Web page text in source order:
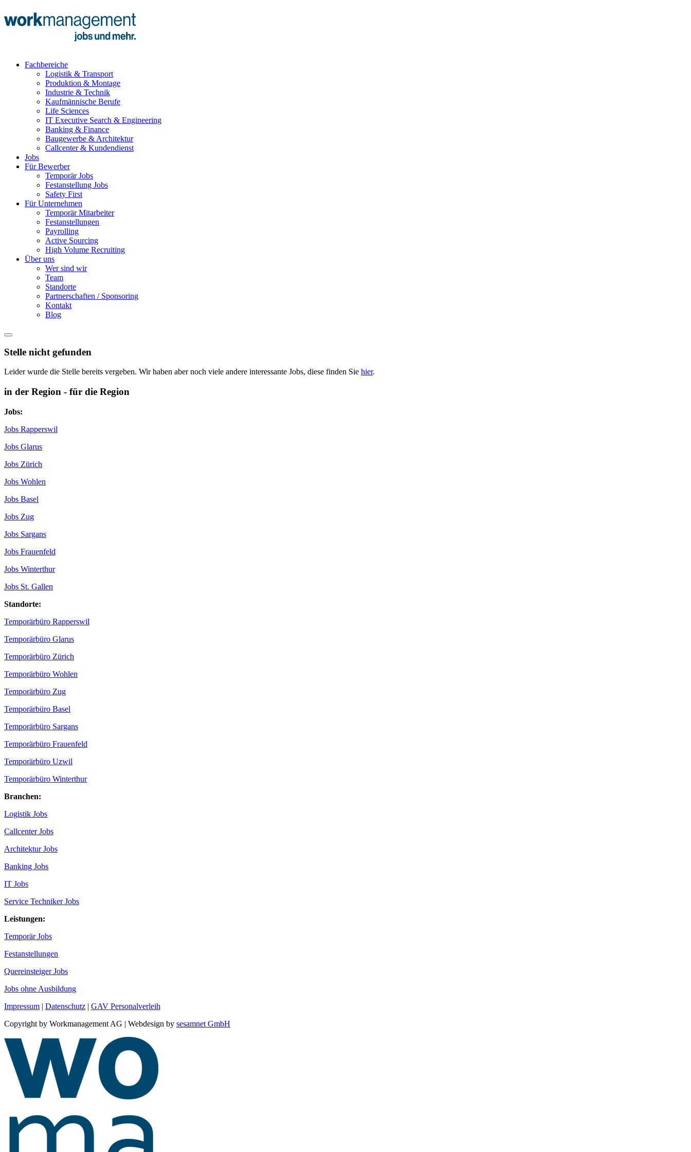
Fachbereiche
Logistik & Transport
Produktion & Montage
Industrie & Technik
Kaufmännische Berufe
Life Sciences
IT Executive Search & Engineering
Banking & Finance
Baugewerbe & Architektur
Callcenter & Kundendienst
Jobs
Für Bewerber
Temporär Jobs
Festanstellung Jobs
Safety First
Für Unternehmen
Temporär Mitarbeiter
Festanstellungen
Payrolling
Active Sourcing
High Volume Recruiting
Über uns
Wer sind wir
Team
Standorte
Partnerschaften / Sponsoring
Kontakt
Blog
Stelle nicht gefunden
Leider wurde die Stelle bereits vergeben. Wir haben aber noch viele andere interessante Jobs, diese finden Sie hier.
in der Region - für die Region
Jobs:
Jobs Rapperswil
Jobs Glarus
Jobs Zürich
Jobs Wohlen
Jobs Basel
Jobs Zug
Jobs Sargans
Jobs Frauenfeld
Jobs Winterthur
Jobs St. Gallen
Standorte:
Temporärbüro Rapperswil
Temporärbüro Glarus
Temporärbüro Zürich
Temporärbüro Wohlen
Temporärbüro Zug
Temporärbüro Basel
Temporärbüro Sargans
Temporärbüro Frauenfeld
Temporärbüro Uzwil
Temporärbüro Winterthur
Branchen:
Logistik Jobs
Callcenter Jobs
Architektur Jobs
Banking Jobs
IT Jobs
Service Techniker Jobs
Leistungen:
Temporär Jobs
Festanstellungen
Quereinsteiger Jobs
Jobs ohne Ausbildung
Impressum | Datenschutz | GAV Personalverleih
Copyright by Workmanagement AG | Webdesign by sesamnet GmbH